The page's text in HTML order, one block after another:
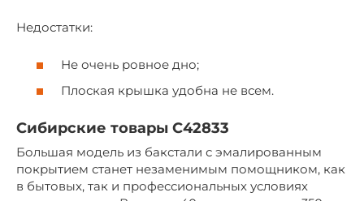
Недостатки:
Не очень ровное дно;
Плоская крышка удобна не всем.
Сибирские товары С42833
Большая модель из бакстали с эмалированным
покрытием станет незаменимым помощником, как
в бытовых, так и профессиональных условиях